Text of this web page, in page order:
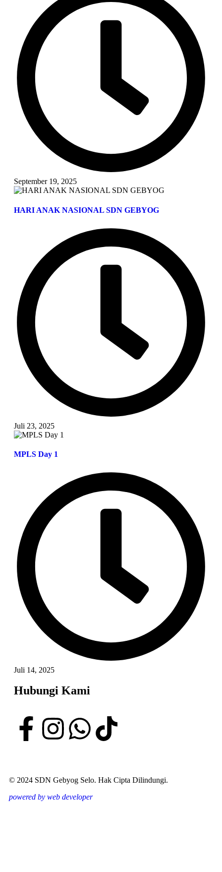
September 19, 2025
HARI ANAK NASIONAL SDN GEBYOG
Juli 23, 2025
MPLS Day 1
Juli 14, 2025
Hubungi Kami
© 2024 SDN Gebyog Selo. Hak Cipta Dilindungi.
powered by web developer